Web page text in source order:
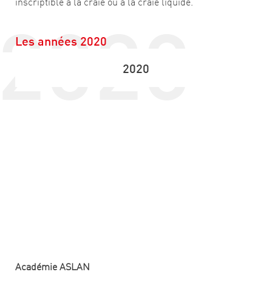
Les années 2020
2020
Académie ASLAN